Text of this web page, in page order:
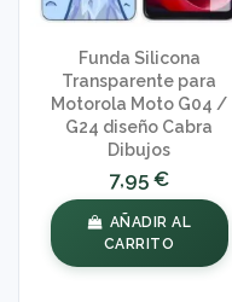
Funda Silicona
Transparente para
Motorola Moto G04 /
G24 diseño Cabra
Dibujos
7,95 €
AÑADIR AL
CARRITO